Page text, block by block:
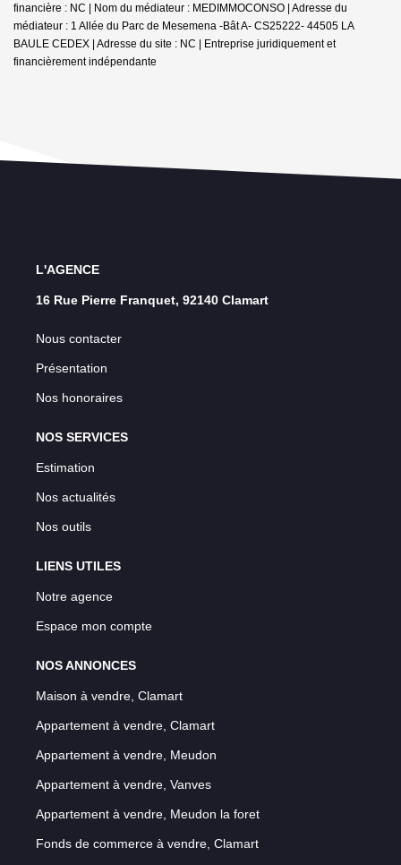
financière : NC | Nom du médiateur : MEDIMMOCONSO | Adresse du
médiateur : 1 Allée du Parc de Mesemena -Bât A- CS25222- 44505 LA
BAULE CEDEX | Adresse du site : NC | Entreprise juridiquement et
financièrement indépendante
L'AGENCE
16 Rue Pierre Franquet, 92140 Clamart
Nous contacter
Présentation
Nos honoraires
NOS SERVICES
Estimation
Nos actualités
Nos outils
LIENS UTILES
Notre agence
Espace mon compte
NOS ANNONCES
Maison à vendre, Clamart
Appartement à vendre, Clamart
Appartement à vendre, Meudon
Appartement à vendre, Vanves
Appartement à vendre, Meudon la foret
Fonds de commerce à vendre, Clamart